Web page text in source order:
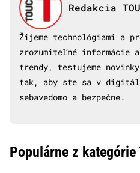
Redakcia
Žijeme technológiami a
zrozumiteľné informácie
trendy, testujeme
tak, aby ste sa v
sebavedomo a bezpečne.
Populárne z